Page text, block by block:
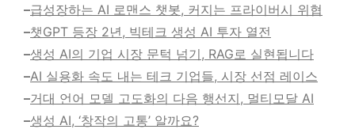
–급성장하는 AI 로맨스 챗봇, 커지는 프라이버시 위협
–챗GPT 등장 2년, 빅테크 생성 AI 투자 열전
–생성 AI의 기업 시장 문턱 넘기, RAG로 실현됩니다
–AI 실용화 속도 내는 테크 기업들, 시장 선점 레이스
–거대 언어 모델 고도화의 다음 행선지, 멀티모달 AI
–생성 AI, ‘창작의 고통’ 알까요?